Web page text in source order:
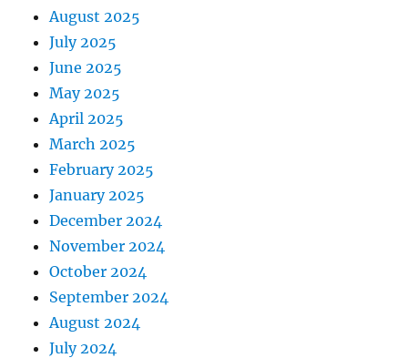
August 2025
July 2025
June 2025
May 2025
April 2025
March 2025
February 2025
January 2025
December 2024
November 2024
October 2024
September 2024
August 2024
July 2024